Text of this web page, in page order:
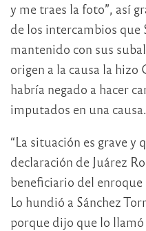
y me traes la foto”, así
de los intercambios que
mantenido con sus
origen a la causa la hizo
habría negado a hacer
imputados en una causa.
“La situación es grave y
declaración de Juárez
beneficiario del enroque
Lo hundió a Sánchez
porque dijo que lo